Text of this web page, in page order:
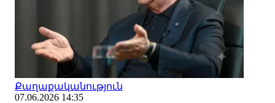
Քաղաքականություն
07.06.2026 14:35